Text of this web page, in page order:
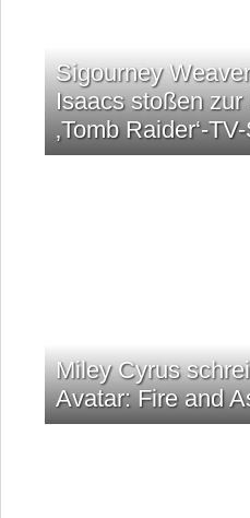
Sigourney
Isaacs stoßen
‚Tomb Raider‘-
Miley Cyrus
Avatar: Fire and